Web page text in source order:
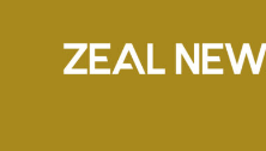
ンテナンスの